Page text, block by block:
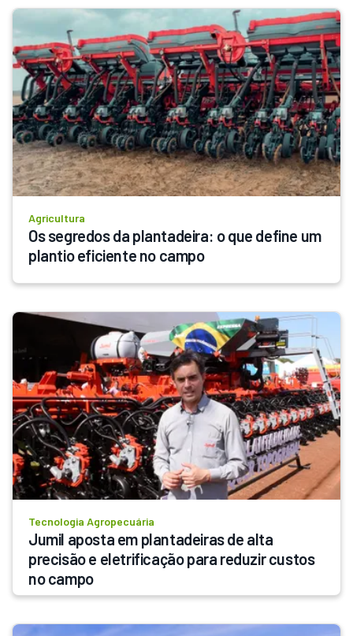
Agricultura
Os segredos da plantadeira: o que define um
plantio eficiente no campo
Tecnologia Agropecuária
Jumil aposta em plantadeiras de alta
precisão e eletrificação para reduzir custos
no campo